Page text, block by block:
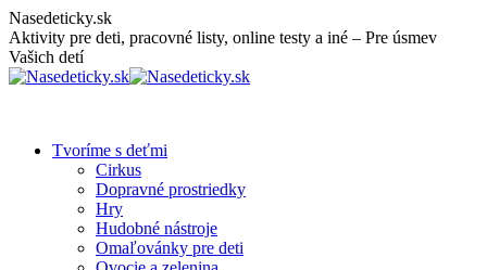
Skip
to
content
Nasedeticky.sk
Aktivity pre deti, pracovné listy, online testy a iné – Pre úsmev
Vašich detí
Tvoríme s deťmi
Cirkus
Dopravné prostriedky
Hry
Hudobné nástroje
Omaľovánky pre deti